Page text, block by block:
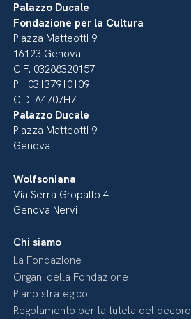
Palazzo Ducale
Fondazione per la Cultura
Piazza Matteotti 9
16123 Genova
C.F. 03288320157
P.I. 03137910109
C.D. A4707H7
Palazzo Ducale
Piazza Matteotti 9
Genova
Wolfsoniana
Via Serra Gropallo 4
Genova Nervi
Chi siamo
La Fondazione
Organi della Fondazione
Piano strategico
Regolamento per la tutela del decoro